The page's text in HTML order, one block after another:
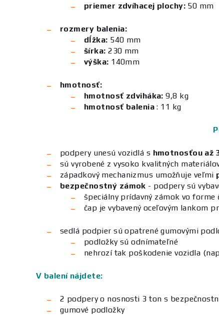
priemer zdvíhacej plochy: 50 mm
rozmery balenia:
dĺžka: 540 mm
šírka: 230 mm
výška: 140mm
hmotnosť:
hmotnosť zdviháka: 9,8 kg
hmotnosť balenia : 11 kg
podpery unesú vozidlá s hmotnosťou až
sú vyrobené z vysoko kvalitných
západkový mechanizmus umožňuje veľmi
bezpečnostný zámok - podpery sú
špeciálny prídavný zámok vo
čap je vybavený oceľovým lankom
sedlá podpier sú opatrené gumovými
podložky sú odnímateľné
nehrozí tak poškodenie vozidla
V balení nájdete:
2 podpery o nosnosti 3 ton s
gumové podložky